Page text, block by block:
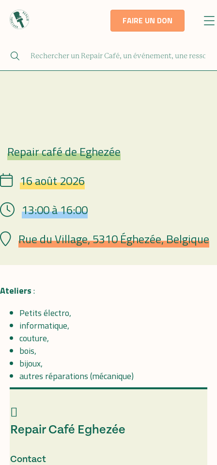
FAIRE UN DON
Repair Café
Repair café de Eghezée
Date 16 août 2026
Hour 13:00 à 16:00
Lieu Rue du Village, 5310 Éghezée, Belgique
Ateliers:
Petits électro,
informatique,
couture,
bois,
bijoux,
autres réparations (mécanique)
Repair Café Eghezée
Contact